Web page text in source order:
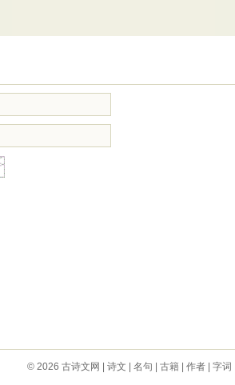
© 2026 古诗文网 诗文 名句 古籍| 作者| 字词